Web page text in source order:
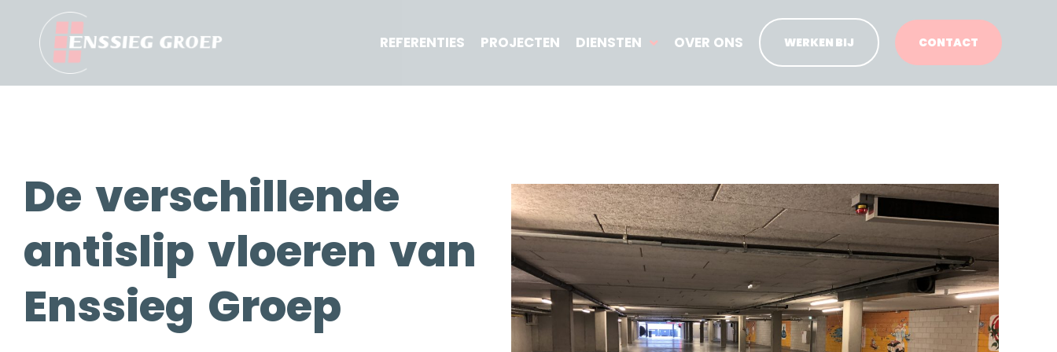
REFERENTIES PROJECTEN DIENSTEN OVER ONS WERKEN BIJ CONTACT
De verschillende
antislip vloeren van
Enssieg Groep